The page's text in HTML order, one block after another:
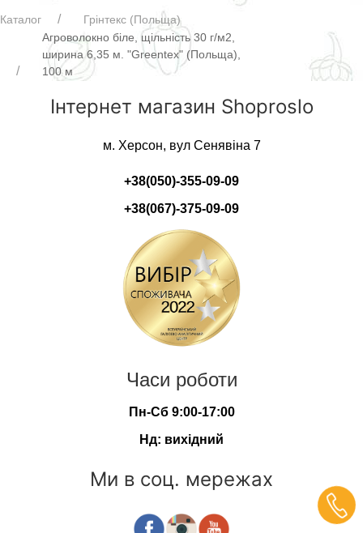
Каталог
Грінтекс (Польща)
Агроволокно біле, щільність 30 г/м2,
ширина 6,35 м. "Greentex" (Польща),
100 м
Інтернет магазин Shoproslo
м. Херсон, вул Сенявіна 7
+38(050)-355-09-09
+38(067)-375-09-09
Часи роботи
Пн-Сб 9:00-17:00
Нд: вихідний
Ми в соц. мережах